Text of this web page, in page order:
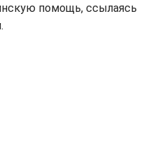
помощь, ссылаясь